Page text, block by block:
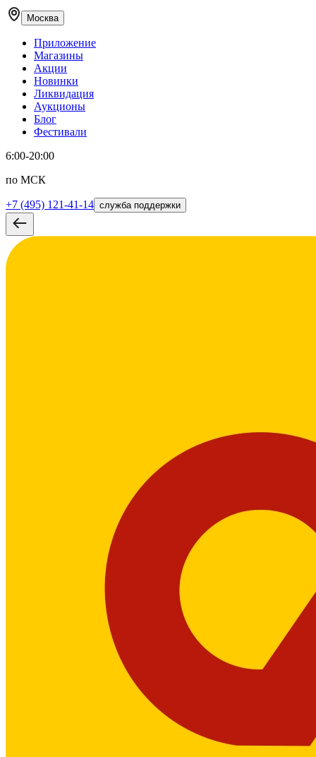
Москва
Приложение
Магазины
Акции
Новинки
Ликвидация
Аукционы
Блог
Фестивали
6:00-20:00
по МСК
+7 (495) 121-41-14 служба поддержки